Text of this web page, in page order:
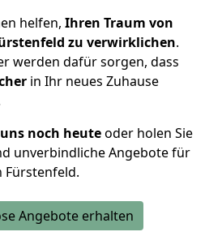
helfen, Ihren Traum von
zu verwirklichen.
werden dafür sorgen, dass
in Ihr neues Zuhause
noch heuteoder holen Sie
unverbindliche Angebote für
Fürstenfeld.
Angebote erhalten